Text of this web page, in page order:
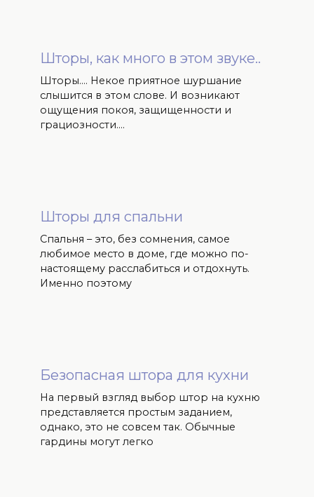
Шторы, как много в этом звуке..
Шторы…. Некое приятное шуршание
слышится в этом слове. И возникают
ощущения покоя, защищенности и
грациозности….
Шторы для спальни
Спальня – это, без сомнения, самое
любимое место в доме, где можно по-
настоящему расслабиться и отдохнуть.
Именно поэтому
Безопасная штора для кухни
На первый взгляд выбор штор на кухню
представляется простым заданием,
однако, это не совсем так. Обычные
гардины могут легко